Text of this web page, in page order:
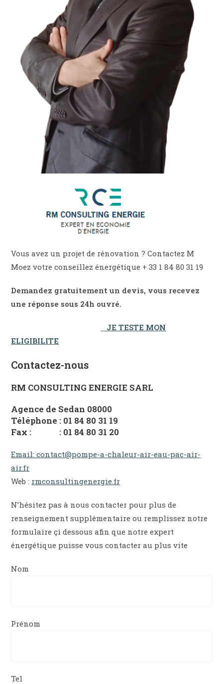
Vous avez un projet de rénovation ? Contactez M
Moez votre conseillez énergétique + 33 1 84 80 31 19
Demandez gratuitement un devis, vous recevez
une réponse sous 24h ouvré.
JE TESTE MON
ELIGIBILITE
Contactez-nous
RM CONSULTING ENERGIE SARL
Agence de Sedan 08000
Téléphone : 01 84 80 31 19
Fax : : 01 84 80 31 20
Email: contact@pompe-a-chaleur-air-eau-pac-air-
air.fr
Web : rmconsultingenergie.fr
N’hésitez pas à nous contacter pour plus de
renseignement supplémentaire ou remplissez notre
formulaire çi dessous afin que notre expert
énergétique puisse vous contacter au plus vite
Nom
Prénom
Tel